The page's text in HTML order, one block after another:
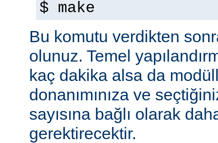
$ make
Bu komutu verdikten
olunuz. Temel
kaç dakika alsa da
donanımınıza ve
sayısına bağlı olarak
gerektirecektir.